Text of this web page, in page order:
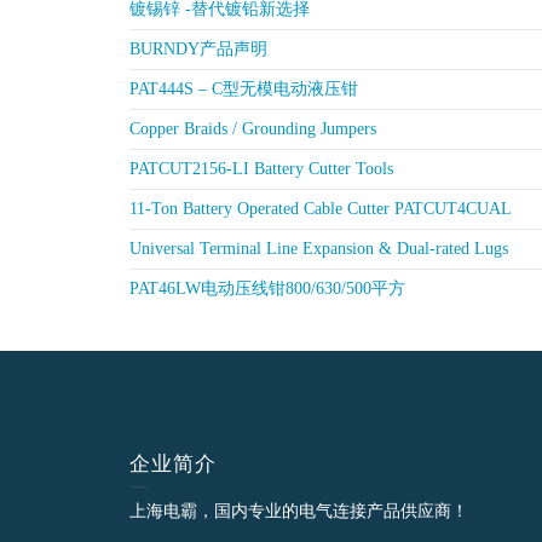
镀锡锌 -替代镀铅新选择
BURNDY产品声明
PAT444S – C型无模电动液压钳
Copper Braids / Grounding Jumpers
PATCUT2156-LI Battery Cutter Tools
11-Ton Battery Operated Cable Cutter PATCUT4CUAL
Universal Terminal Line Expansion & Dual-rated Lugs
PAT46LW电动压线钳800/630/500平方
企业简介
上海电霸，国内专业的电气连接产品供应商！